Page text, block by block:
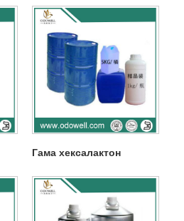
Гама хексалактон